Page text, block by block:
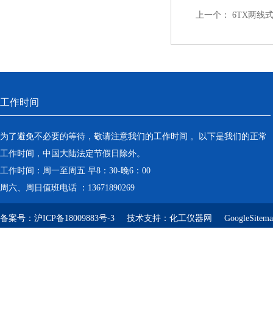
上一个： 6TX两线
工作时间
为了避免不必要的等待，敬请注意我们的工作时间 。以下是我们的正常
工作时间，中国大陆法定节假日除外。
工作时间：周一至周五 早8：30-晚6：00
周六、周日值班电话 ：13671890269
备案号： 沪ICP备18009883号-3 技术支持： 化工仪器网